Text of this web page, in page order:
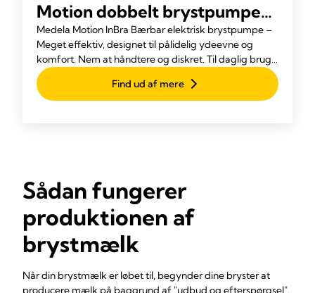
Motion dobbelt brystpumpe
til BH
Medela Motion InBra Bærbar elektrisk brystpumpe –
Meget effektiv, designet til pålidelig ydeevne og
komfort. Nem at håndtere og diskret. Til daglig brug
derhjemme, på arbejdet og på farten.
Find ud af mere
Sådan fungerer
produktionen af
brystmælk
Når din brystmælk er løbet til, begynder dine bryster at
producere mælk på baggrund af "udbud og efterspørgsel".